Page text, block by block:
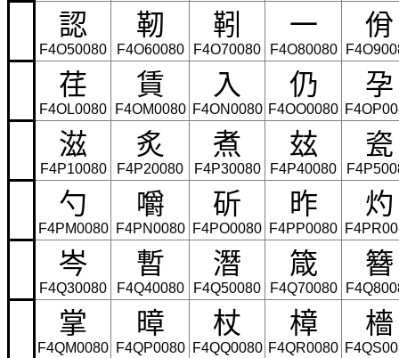
認
F4O50080
靭
F4O60080
靷
F4O70080
一
F4O80080
佾
荏
F4OL0080
賃
F4OM0080
入
F4ON0080
仍
F4OO0080
孕
滋
F4P10080
炙
F4P20080
煮
F4P30080
玆
F4P40080
瓷
勺
F4PM0080
嚼
F4PN0080
斫
F4PO0080
昨
F4PP0080
灼
岑
F4Q30080
暫
F4Q40080
潛
F4Q50080
箴
F4Q70080
簪
掌
F4QM0080
暲
F4QP0080
杖
F4QQ0080
樟
F4QR0080
檣